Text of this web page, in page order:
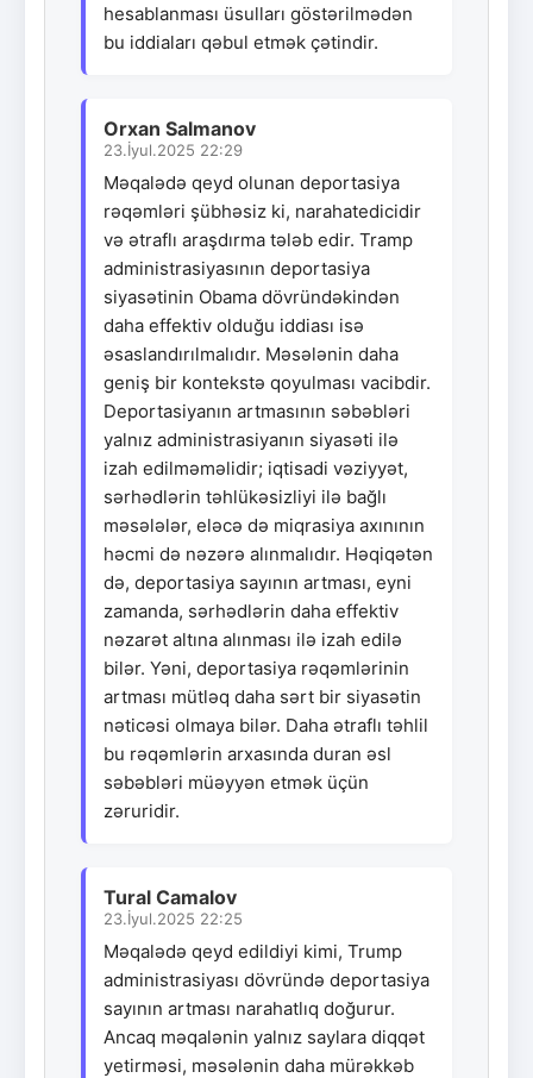
hesablanması üsulları göstərilmədən
bu iddiaları qəbul etmək çətindir.
Orxan Salmanov
23.İyul.2025 22:29
Məqalədə qeyd olunan deportasiya
rəqəmləri şübhəsiz ki, narahatedicidir
və ətraflı araşdırma tələb edir. Tramp
administrasiyasının deportasiya
siyasətinin Obama dövründəkindən
daha effektiv olduğu iddiası isə
əsaslandırılmalıdır. Məsələnin daha
geniş bir kontekstə qoyulması vacibdir.
Deportasiyanın artmasının səbəbləri
yalnız administrasiyanın siyasəti ilə
izah edilməməlidir; iqtisadi vəziyyət,
sərhədlərin təhlükəsizliyi ilə bağlı
məsələlər, eləcə də miqrasiya axınının
həcmi də nəzərə alınmalıdır. Həqiqətən
də, deportasiya sayının artması, eyni
zamanda, sərhədlərin daha effektiv
nəzarət altına alınması ilə izah edilə
bilər. Yəni, deportasiya rəqəmlərinin
artması mütləq daha sərt bir siyasətin
nəticəsi olmaya bilər. Daha ətraflı təhlil
bu rəqəmlərin arxasında duran əsl
səbəbləri müəyyən etmək üçün
zəruridir.
Tural Camalov
23.İyul.2025 22:25
Məqalədə qeyd edildiyi kimi, Trump
administrasiyası dövründə deportasiya
sayının artması narahatlıq doğurur.
Ancaq məqalənin yalnız saylara diqqət
yetirməsi, məsələnin daha mürəkkəb